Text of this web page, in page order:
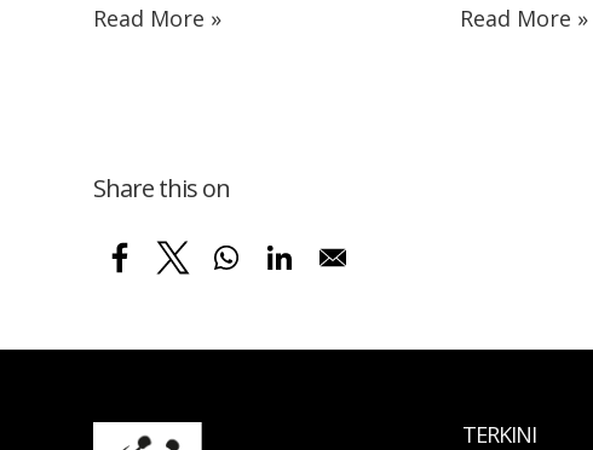
Read More » Read More »
Share this on
TERKINI